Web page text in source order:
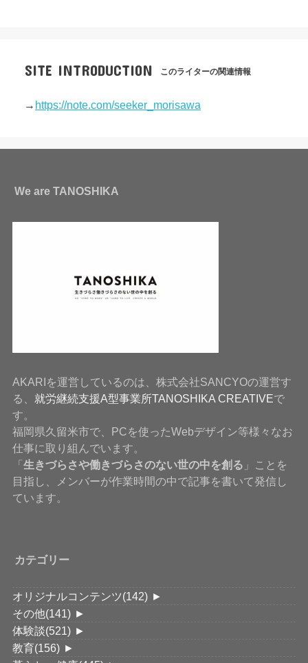
SITE INTRODUCTION このライターの関連情報
→ https://note.com/seeker_morisawa
We are TANOSHIKA
AKARIを運営しているのは、株式会社SANCYOの運営す
る、 就労継続支援A型事業所TANOSHIKA CREATIVEで
す。
福岡県久留米市で、PCを使ったWebデザイン等様々なお
仕事に取り組んでいます。
「生きづらさや働きづらさのない世の中を創る 」ことを
目指し、メンバーが作業時間の中で記事を書いて発信し
ています。
カテゴリー
オリジナルコンテンツ(142) ►
その他(141) ►
体験談(521) ►
教育(156) ►